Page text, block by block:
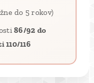
do 5 rokov)
86/92 do
110/116